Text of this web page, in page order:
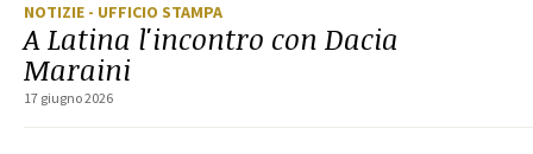
NOTIZIE - UFFICIO STAMPA
A Latina l'incontro con Dacia
Maraini
17 giugno 2026